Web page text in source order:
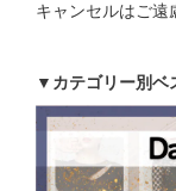
キャンセルはご遠
▼カテゴリー別ベ